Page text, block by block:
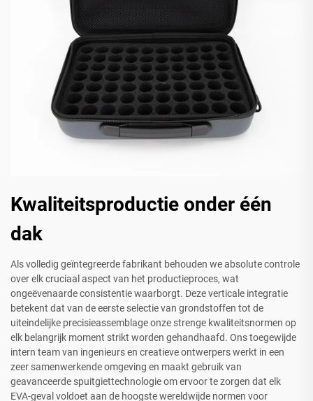
Kwaliteitsproductie onder één
dak
Als volledig geïntegreerde fabrikant behouden we absolute controle
over elk cruciaal aspect van het productieproces, wat
ongeëvenaarde consistentie waarborgt. Deze verticale integratie
betekent dat van de eerste selectie van grondstoffen tot de
uiteindelijke precisieassemblage onze strenge kwaliteitsnormen op
elk belangrijk moment strikt worden gehandhaafd. Ons toegewijde
intern team van ingenieurs en creatieve ontwerpers werkt in een
zeer samenwerkende omgeving en maakt gebruik van
geavanceerde spuitgiettechnologie om ervoor te zorgen dat elk
EVA-geval voldoet aan de hoogste wereldwijde normen voor